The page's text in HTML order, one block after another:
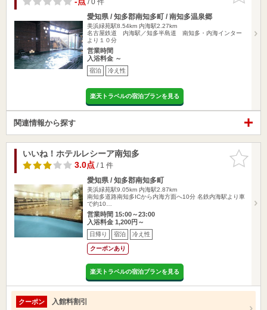
愛知県 / 知多郡南知多町 / 南知多温泉郷
美浜緑苑駅8.54km 内海駅2.27km
名古屋鉄道 内海駅／知多半島道 南知多・内海インター
より１０分
営業時間
入浴料金 ～
宿泊 冷え性
楽天トラベルの宿泊プランを見る
関連情報から探す
お気に入
りに追加
いいね！ホテルレシーア南知多
3.0点/ 1 件
愛知県 / 知多郡南知多町
美浜緑苑駅9.05km 内海駅2.87km
南知多道路南知多ICから内海方面へ10分 名鉄内海駅より車
で約10…
営業時間 15:00～23:00
入浴料金 1,200円～
日帰り 宿泊 冷え性
クーポンあり
楽天トラベルの宿泊プランを見る
クーポン 入館料割引